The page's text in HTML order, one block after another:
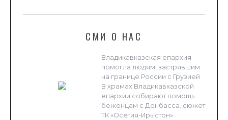
СМИ О НАС
Владикавказская епархия
помогла людям, застрявшим
на границе России с Грузией
В храмах Владикавказской
епархии собирают помощь
беженцам с Донбасса. сюжет
ТК «Осетия-Ирыстон»